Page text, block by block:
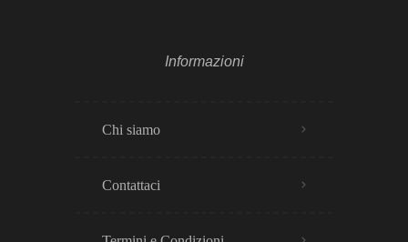
Informazioni
Chi siamo
Contattaci